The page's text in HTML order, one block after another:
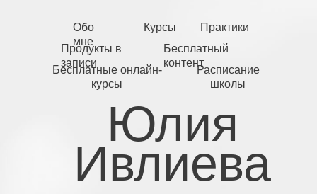
Юлия
Ивлиева
Курсы
Обо
мне
Практики
Бесплатный
контент
Продукты в
записи
Бесплатные онлайн-
курсы
Расписание
школы